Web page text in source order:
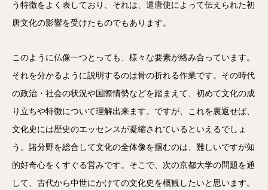
う特徴をよく表しており、それは、遣唐使によって伝えられた初
唐文化の影響を受けたものでもあります。
このように仏像一つとっても、様々な要素が絡み合っています。
それを分かるように説明するのは骨の折れる作業です。その時代
の政治・社会の状況や国際情勢などを踏まえて、初めて文化の成
り立ちや特徴について理解出来ます。ですが、これを裏返せば、
文化史には歴史のエッセンスが凝縮されているといえるでしょ
う。諸分野を総合して文化の全体像を掴むのは、難しいですが知
的好奇心をくすぐる営みです。そこで、次の京都大学の問題を通
して、古代から中世にかけての文化史を概観したいと思います。